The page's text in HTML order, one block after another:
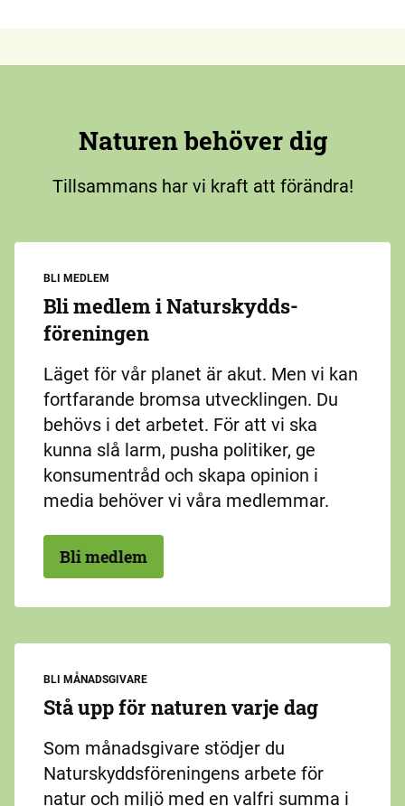
Naturen behöver dig
Tillsammans har vi kraft att förändra!
BLI MEDLEM
Bli medlem i Naturskydds­
föreningen
Läget för vår planet är akut. Men vi kan
fortfarande bromsa utvecklingen. Du
behövs i det arbetet. För att vi ska
kunna slå larm, pusha politiker, ge
konsumentråd och skapa opinion i
media behöver vi våra medlemmar.
Bli medlem
BLI MÅNADSGIVARE
Stå upp för naturen varje dag
Som månadsgivare stödjer du
Naturskyddsföreningens arbete för
natur och miljö med en valfri summa i